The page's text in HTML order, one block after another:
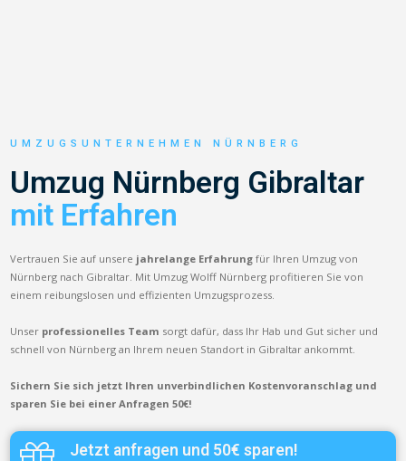
UMZUGSUNTERNEHMEN NÜRNBERG
Umzug Nürnberg Gibraltar
mit Erfahren
Vertrauen Sie auf unsere jahrelange Erfahrung für Ihren Umzug von
Nürnberg nach Gibraltar. Mit Umzug Wolff Nürnberg profitieren Sie von
einem reibungslosen und effizienten Umzugsprozess.
Unser professionelles Team sorgt dafür, dass Ihr Hab und Gut sicher und
schnell von Nürnberg an Ihrem neuen Standort in Gibraltar ankommt.
Sichern Sie sich jetzt Ihren unverbindlichen Kostenvoranschlag und
sparen Sie bei einer Anfragen 50€!
Jetzt anfragen und 50€ sparen!